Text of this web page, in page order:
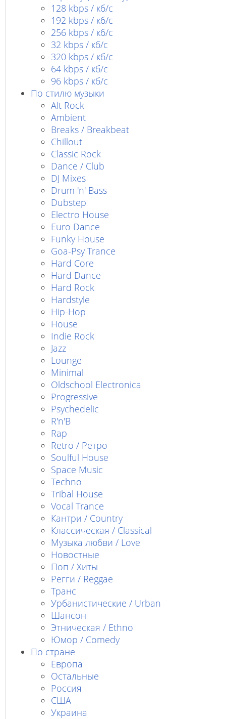
128 kbps / кб/c
192 kbps / кб/c
256 kbps / кб/с
32 kbps / кб/c
320 kbps / кб/с
64 kbps / кб/c
96 kbps / кб/c
По стилю музыки
Alt Rock
Ambient
Breaks / Breakbeat
Chillout
Classic Rock
Dance / Club
DJ Mixes
Drum 'n' Bass
Dubstep
Electro House
Euro Dance
Funky House
Goa-Psy Trance
Hard Core
Hard Dance
Hard Rock
Hardstyle
Hip-Hop
House
Indie Rock
Jazz
Lounge
Minimal
Oldschool Electronica
Progressive
Psychedelic
R'n'B
Rap
Retro / Ретро
Soulful House
Space Music
Techno
Tribal House
Vocal Trance
Кантри / Country
Классическая / Classical
Музыка любви / Love
Новостные
Поп / Хиты
Регги / Reggae
Транс
Урбанистические / Urban
Шансон
Этническая / Ethno
Юмор / Comedy
По стране
Европа
Остальные
Россия
США
Украина